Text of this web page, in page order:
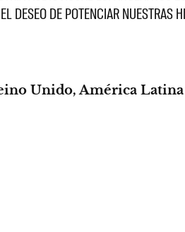
DESEO DE POTENCIAR NUESTRAS
Unido, América Latina